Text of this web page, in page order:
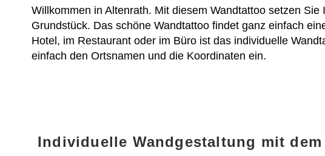
Willkommen in Altenrath. Mit diesem Wandtattoo setzen
Grundstück. Das schöne Wandtattoo findet ganz einfach
Hotel, im Restaurant oder im Büro ist das individuelle
einfach den Ortsnamen und die Koordinaten ein.
Individuelle Wandgestaltung mit